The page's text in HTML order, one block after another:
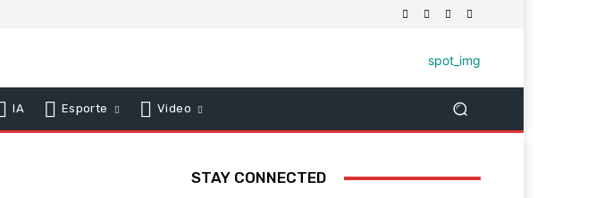
IA Esporte Video
STAY CONNECTED